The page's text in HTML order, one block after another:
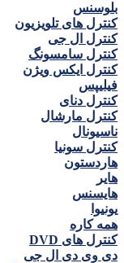
بلوسنس
کنترل های تلویزیون
کنترل ال جی
کنترل سامسونگ
کنترل ايكس ويژن
فيليپس
کنترل دنای
کنترل مارشال
ناسيونال
کنترل سونيا
هاردستون
هاير
هايسنس
يونيوا
همه كاره
کنترل های DVD
دی وی دی ال جی